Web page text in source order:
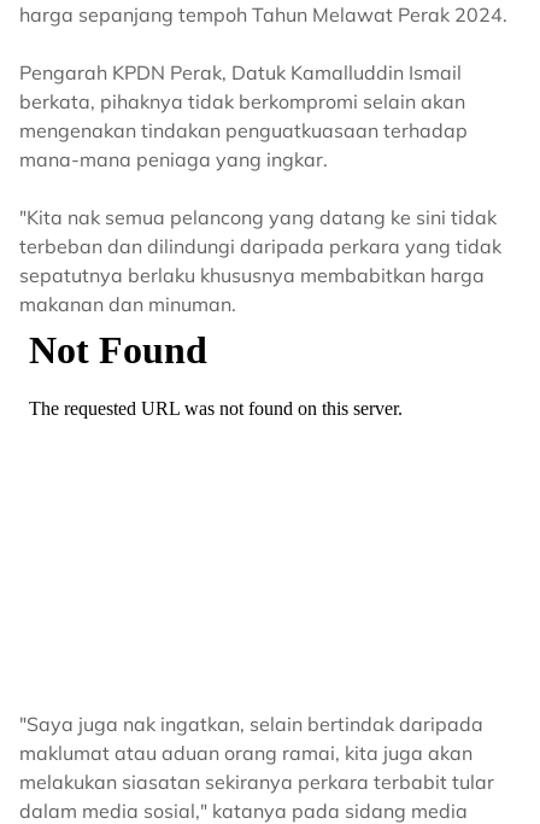
harga sepanjang tempoh Tahun Melawat Perak 2024.
Pengarah KPDN Perak, Datuk Kamalluddin Ismail
berkata, pihaknya tidak berkompromi selain akan
mengenakan tindakan penguatkuasaan terhadap
mana-mana peniaga yang ingkar.
"Kita nak semua pelancong yang datang ke sini tidak
terbeban dan dilindungi daripada perkara yang tidak
sepatutnya berlaku khususnya membabitkan harga
makanan dan minuman.
"Saya juga nak ingatkan, selain bertindak daripada
maklumat atau aduan orang ramai, kita juga akan
melakukan siasatan sekiranya perkara terbabit tular
dalam media sosial," katanya pada sidang media